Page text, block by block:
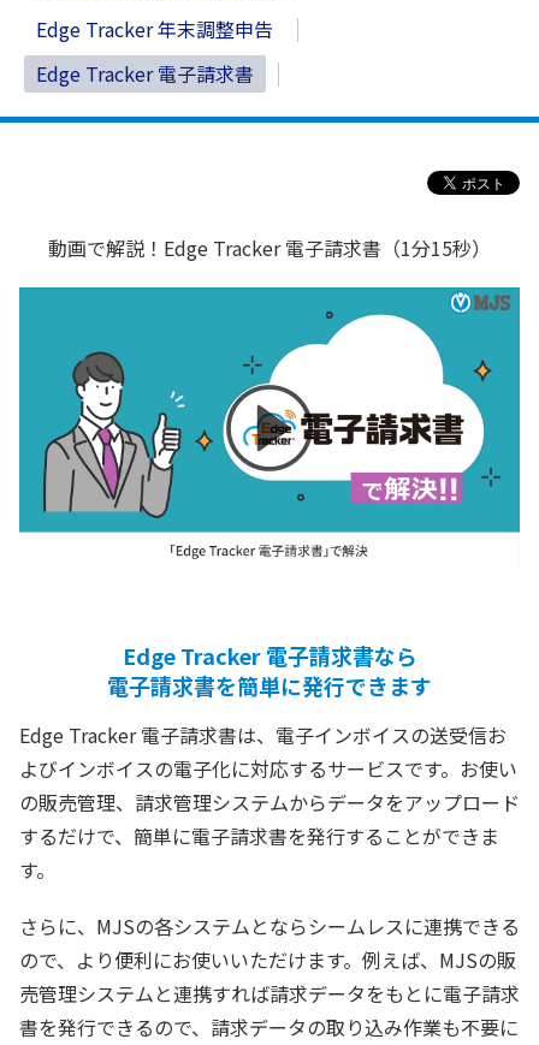
Edge Tracker 年末調整申告
Edge Tracker 電子請求書
動画で解説！Edge Tracker 電子請求書（1分15秒）
Edge Tracker 電子請求書なら
電子請求書を簡単に発行できます
Edge Tracker 電子請求書は、電子インボイスの送受信お
よびインボイスの電子化に対応するサービスです。お使い
の販売管理、請求管理システムからデータをアップロード
するだけで、簡単に電子請求書を発行することができま
す。
さらに、MJSの各システムとならシームレスに連携できる
ので、より便利にお使いいただけます。例えば、MJSの販
売管理システムと連携すれば請求データをもとに電子請求
書を発行できるので、請求データの取り込み作業も不要に